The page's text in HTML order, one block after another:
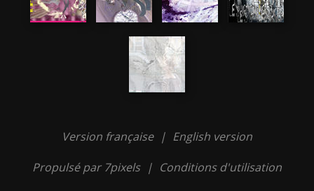
Version française | English version
Propulsé par 7pixels | Conditions d'utilisation